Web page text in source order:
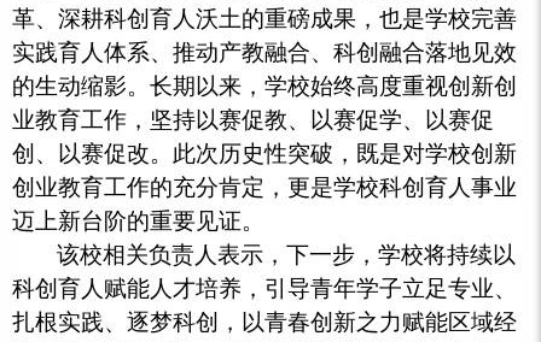
革、深耕科创育人沃土的重磅成果，也是学校完善
实践育人体系、推动产教融合、科创融合落地见效
的生动缩影。长期以来，学校始终高度重视创新创
业教育工作，坚持以赛促教、以赛促学、以赛促
创、以赛促改。此次历史性突破，既是对学校创新
创业教育工作的充分肯定，更是学校科创育人事业
迈上新台阶的重要见证。
该校相关负责人表示，下一步，学校将持续以
科创育人赋能人才培养，引导青年学子立足专业、
扎根实践、逐梦科创，以青春创新之力赋能区域经